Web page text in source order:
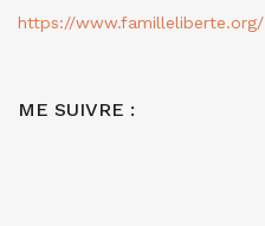
https://www.familleliberte.org/
ME SUIVRE :